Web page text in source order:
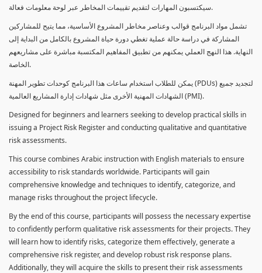
سيكتسبون المهارات لتقديم تقييمات المخاطر عبر لوحة معلومات فعالة.
تشمل مواد البرنامج قوالب وعناصر مخاطر المشروع الأساسية، مما يتيح للمشاركين
المشاركة في دراسة حالة عملية تغطي دورة حياة المشروع بالكامل من البداية إلى
النهاية. هذا النهج العملي يمكنهم من تطبيق المفاهيم المكتسبة مباشرة على مشاريعهم
الخاصة.
يمكن للطلاب استخدام ساعات هذا البرنامج كوحدات تطوير المهنة (PDUs) لتجديد جميع
الشهادات المهنية الأخرى مثل شهادات إدارة المشاريع العالمية (PMI).
Designed for beginners and learners seeking to develop practical skills in
issuing a Project Risk Register and conducting qualitative and quantitative
risk assessments.
This course combines Arabic instruction with English materials to ensure
accessibility to risk standards worldwide. Participants will gain
comprehensive knowledge and techniques to identify, categorize, and
manage risks throughout the project lifecycle.
By the end of this course, participants will possess the necessary expertise
to confidently perform qualitative risk assessments for their projects. They
will learn how to identify risks, categorize them effectively, generate a
comprehensive risk register, and develop robust risk response plans.
Additionally, they will acquire the skills to present their risk assessments